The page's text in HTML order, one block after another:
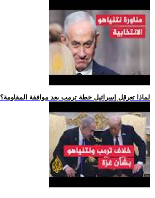
.. لماذا تعرقل إسرائيل خطة ترمب بعد موافقة المقاومة؟